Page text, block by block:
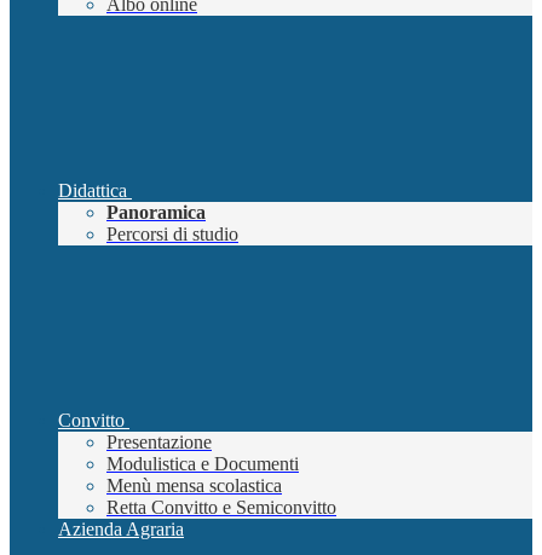
Albo online
Didattica
Panoramica
Percorsi di studio
Convitto
Presentazione
Modulistica e Documenti
Menù mensa scolastica
Retta Convitto e Semiconvitto
Azienda Agraria